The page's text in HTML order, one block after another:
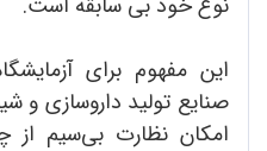
این مفهوم برای
صنایع تولید داروسازی و
امکان نظارت بی‌سیم